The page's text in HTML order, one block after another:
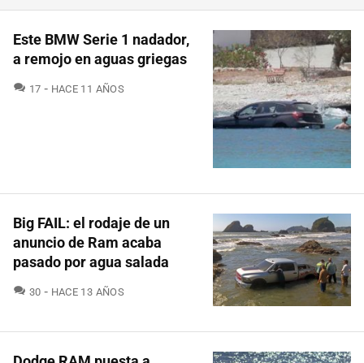
Este BMW Serie 1 nadador,
a remojo en aguas griegas
17 COMENTARIOS
HACE 11 AÑOS
Big FAIL: el rodaje de un
anuncio de Ram acaba
pasado por agua salada
30 COMENTARIOS
HACE 13 AÑOS